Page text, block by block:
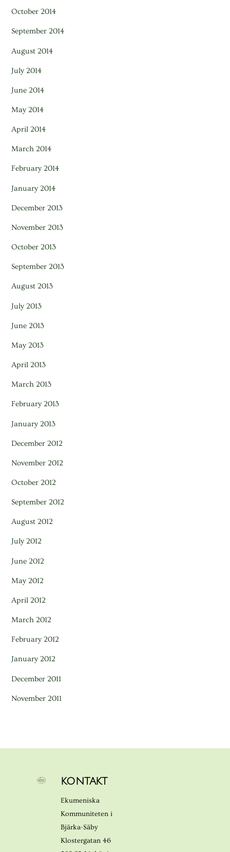
October 2014
September 2014
August 2014
July 2014
June 2014
May 2014
April 2014
March 2014
February 2014
January 2014
December 2013
November 2013
October 2013
September 2013
August 2013
July 2013
June 2013
May 2013
April 2013
March 2013
February 2013
January 2013
December 2012
November 2012
October 2012
September 2012
August 2012
July 2012
June 2012
May 2012
April 2012
March 2012
February 2012
January 2012
December 2011
November 2011
KONTAKT
Ekumeniska
Kommuniteten i
Bjärka-Säby
Klostergatan 46